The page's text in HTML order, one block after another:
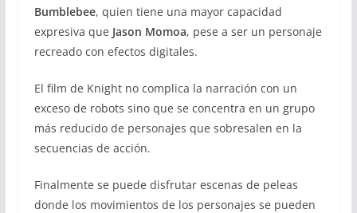
Bumblebee, quien tiene una mayor capacidad
expresiva que Jason Momoa, pese a ser un personaje
recreado con efectos digitales.
El film de Knight no complica la narración con un
exceso de robots sino que se concentra en un grupo
más reducido de personajes que sobresalen en la
secuencias de acción.
Finalmente se puede disfrutar escenas de peleas
donde los movimientos de los personajes se pueden